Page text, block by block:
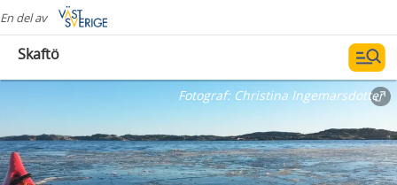
En del av
Skaftö
Fotograf: Christina Ingemarsdotter